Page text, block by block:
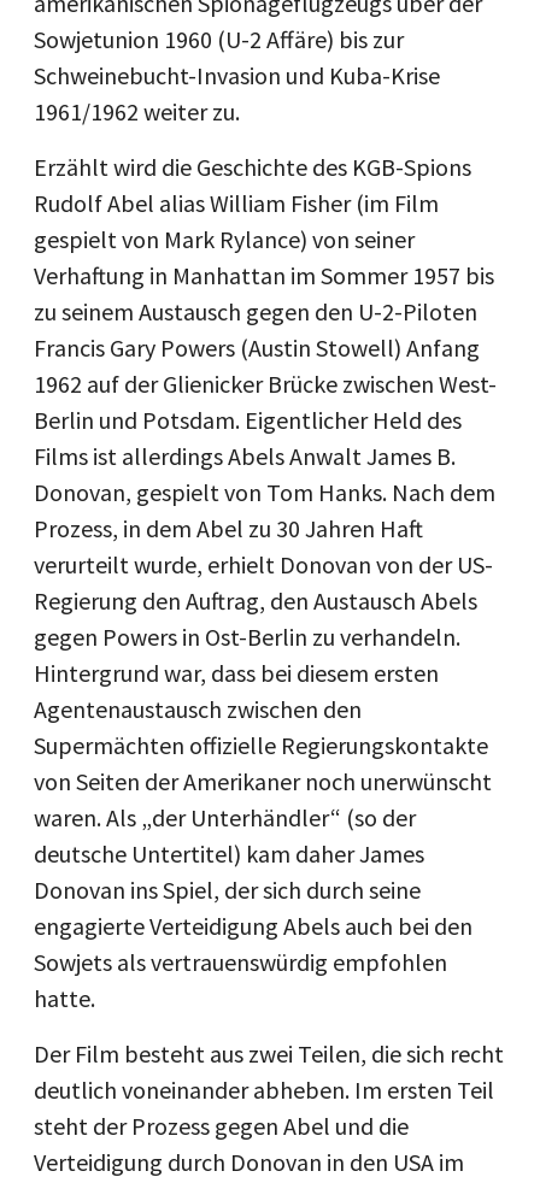
Sowjetunion 1960 (U-2 Affäre) bis zur
Schweinebucht-Invasion und Kuba-Krise
1961/1962 weiter zu.
Erzählt wird die Geschichte des KGB-Spions
Rudolf Abel alias William Fisher (im Film
gespielt von Mark Rylance) von seiner
Verhaftung in Manhattan im Sommer 1957 bis
zu seinem Austausch gegen den U-2-Piloten
Francis Gary Powers (Austin Stowell) Anfang
1962 auf der Glienicker Brücke zwischen West-
Berlin und Potsdam. Eigentlicher Held des
Films ist allerdings Abels Anwalt James B.
Donovan, gespielt von Tom Hanks. Nach dem
Prozess, in dem Abel zu 30 Jahren Haft
verurteilt wurde, erhielt Donovan von der US-
Regierung den Auftrag, den Austausch Abels
gegen Powers in Ost-Berlin zu verhandeln.
Hintergrund war, dass bei diesem ersten
Agentenaustausch zwischen den
Supermächten offizielle Regierungskontakte
von Seiten der Amerikaner noch unerwünscht
waren. Als „der Unterhändler“ (so der
deutsche Untertitel) kam daher James
Donovan ins Spiel, der sich durch seine
engagierte Verteidigung Abels auch bei den
Sowjets als vertrauenswürdig empfohlen
hatte.
Der Film besteht aus zwei Teilen, die sich recht
deutlich voneinander abheben. Im ersten Teil
steht der Prozess gegen Abel und die
Verteidigung durch Donovan in den USA im